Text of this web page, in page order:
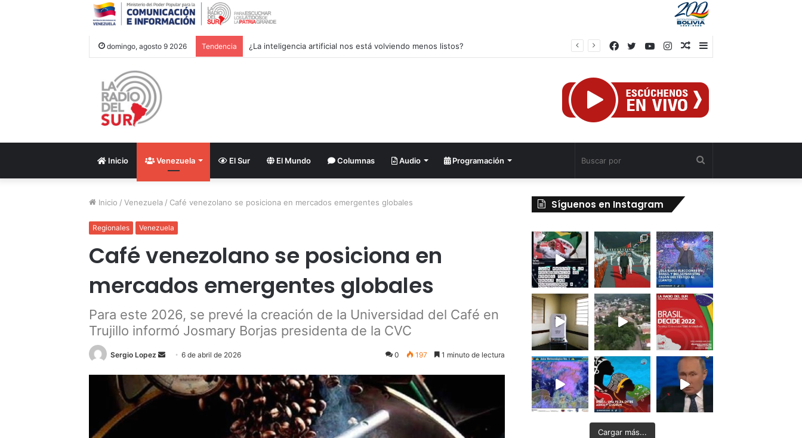
domingo, agosto 9 2026 Tendencia ¿La inteligencia artificial nos está volviendo menos listos?
Barra
Publicación
azar
Instagram
YouTube
Twitter
Facebook
Inicio Venezuela El Sur El Mundo Columnas Audio Programación
Inicio / Venezuela / Café venezolano se posiciona en mercados emergentes globales
Regionales Venezuela
Café venezolano se posiciona en
mercados emergentes globales
Para este 2026, se prevé la creación de la Universidad del Café en
Trujillo informó Josmary Borjas presidenta de la CVC
Sergio Lopez
Send
email
6 de abril de 2026 0 197 1 minuto de lectura
Síguenos en Instagram
Cargar más...